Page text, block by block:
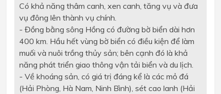
Có khả năng thâm canh, xen canh, tăng vụ và đưa
vụ đông lên thành vụ chính.
- Đồng bằng sông Hồng có đường bờ biển dài hơn
400 km. Hầu hết vùng bờ biển có điều kiện để làm
muối và nuôi trồng thủy sản; bên cạnh đó là khả
năng phát triển giao thông vận tải biển và du lịch.
- Về khoáng sản, có giá trị đáng kể là các mỏ đá
(Hải Phòng, Hà Nam, Ninh Bình), sét cao lanh (Hải